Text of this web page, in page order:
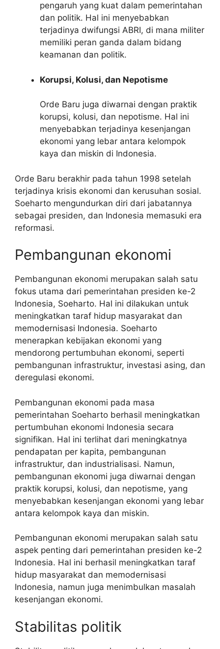
pengaruh yang kuat dalam pemerintahan
dan politik. Hal ini menyebabkan
terjadinya dwifungsi ABRI, di mana militer
memiliki peran ganda dalam bidang
keamanan dan politik.
Korupsi, Kolusi, dan Nepotisme
Orde Baru juga diwarnai dengan praktik
korupsi, kolusi, dan nepotisme. Hal ini
menyebabkan terjadinya kesenjangan
ekonomi yang lebar antara kelompok
kaya dan miskin di Indonesia.
Orde Baru berakhir pada tahun 1998 setelah
terjadinya krisis ekonomi dan kerusuhan sosial.
Soeharto mengundurkan diri dari jabatannya
sebagai presiden, dan Indonesia memasuki era
reformasi.
Pembangunan ekonomi
Pembangunan ekonomi merupakan salah satu
fokus utama dari pemerintahan presiden ke-2
Indonesia, Soeharto. Hal ini dilakukan untuk
meningkatkan taraf hidup masyarakat dan
memodernisasi Indonesia. Soeharto
menerapkan kebijakan ekonomi yang
mendorong pertumbuhan ekonomi, seperti
pembangunan infrastruktur, investasi asing, dan
deregulasi ekonomi.
Pembangunan ekonomi pada masa
pemerintahan Soeharto berhasil meningkatkan
pertumbuhan ekonomi Indonesia secara
signifikan. Hal ini terlihat dari meningkatnya
pendapatan per kapita, pembangunan
infrastruktur, dan industrialisasi. Namun,
pembangunan ekonomi juga diwarnai dengan
praktik korupsi, kolusi, dan nepotisme, yang
menyebabkan kesenjangan ekonomi yang lebar
antara kelompok kaya dan miskin.
Pembangunan ekonomi merupakan salah satu
aspek penting dari pemerintahan presiden ke-2
Indonesia. Hal ini berhasil meningkatkan taraf
hidup masyarakat dan memodernisasi
Indonesia, namun juga menimbulkan masalah
kesenjangan ekonomi.
Stabilitas politik